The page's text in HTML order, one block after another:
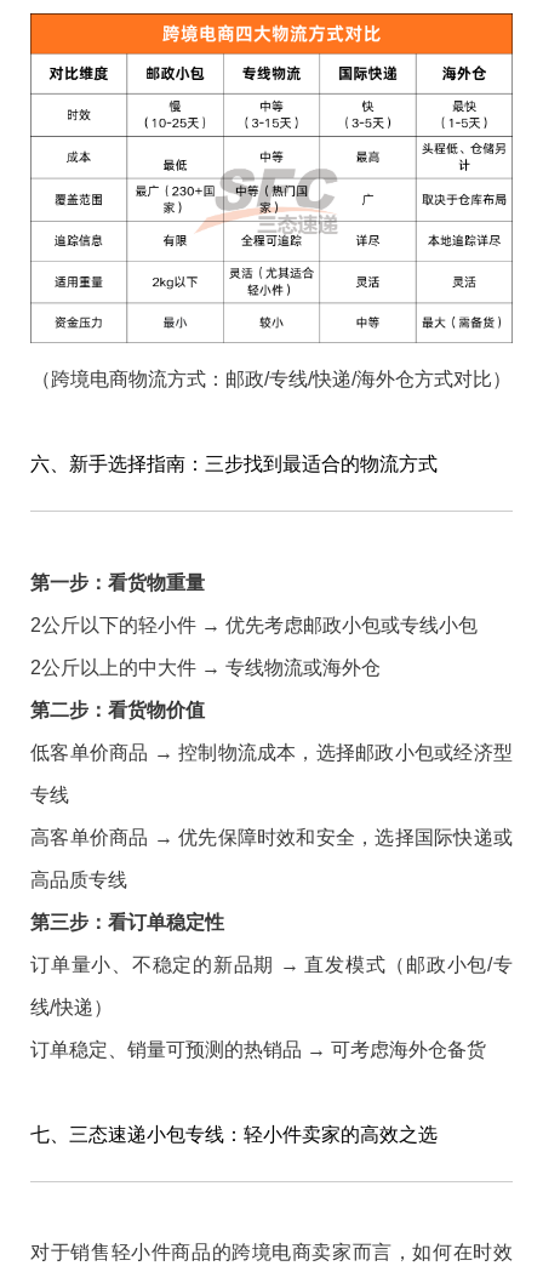
（跨境电商物流方式：邮政/专线/快递/海外仓方式对比）
六、新手选择指南：三步找到最适合的物流方式
第一步：看货物重量
2公斤以下的轻小件 → 优先考虑邮政小包或专线小包
2公斤以上的中大件 → 专线物流或海外仓
第二步：看货物价值
低客单价商品 → 控制物流成本，选择邮政小包或经济型
专线
高客单价商品 → 优先保障时效和安全，选择国际快递或
高品质专线
第三步：看订单稳定性
订单量小、不稳定的新品期 → 直发模式（邮政小包/专
线/快递）
订单稳定、销量可预测的热销品 → 可考虑海外仓备货
七、三态速递小包专线：轻小件卖家的高效之选
对于销售轻小件商品的跨境电商卖家而言，如何在时效